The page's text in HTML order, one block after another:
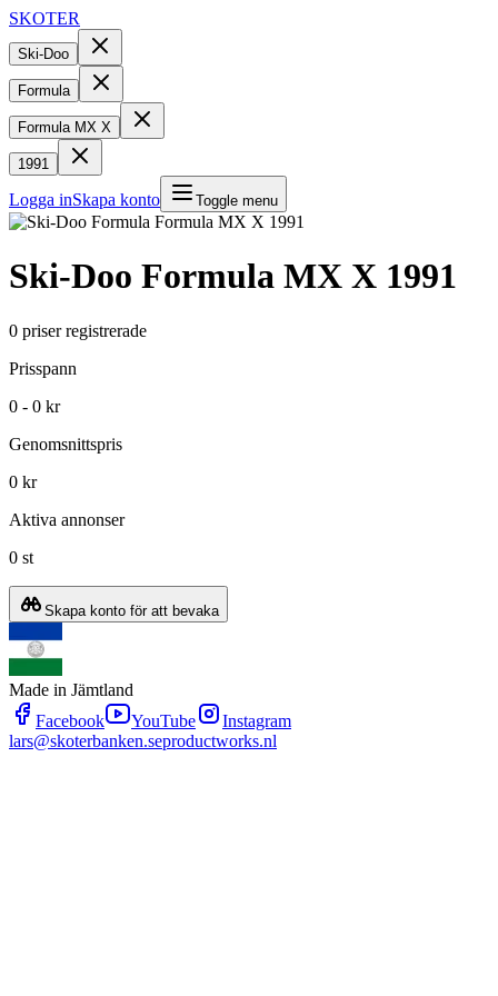
SKOTER
Ski-Doo
Formula
Formula MX X
1991
Logga inSkapa konto Toggle menu
Ski-Doo Formula MX X 1991
0 priser registrerade
Prisspann
0 - 0 kr
Genomsnittspris
0 kr
Aktiva annonser
0 st
Skapa konto för att bevaka
Made in Jämtland
Facebook
YouTube
Instagram
lars@skoterbanken.seproductworks.nl